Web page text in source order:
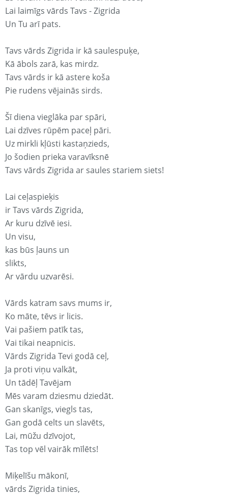
Lai laimīgs vārds Tavs - Zigrida
Un Tu arī pats.
Tavs vārds Zigrida ir kā saulespuķe,
Kā ābols zarā, kas mirdz.
Tavs vārds ir kā astere koša
Pie rudens vējainās sirds.
Šī diena vieglāka par spāri,
Lai dzīves rūpēm paceļ pāri.
Uz mirkli kļūsti kastaņzieds,
Jo šodien prieka varavīksnē
Tavs vārds Zigrida ar saules stariem siets!
Lai ceļaspieķis
ir Tavs vārds Zigrida,
Ar kuru dzīvē iesi.
Un visu,
kas būs ļauns un
slikts,
Ar vārdu uzvarēsi.
Vārds katram savs mums ir,
Ko māte, tēvs ir licis.
Vai pašiem patīk tas,
Vai tikai neapnicis.
Vārds Zigrida Tevi godā ceļ,
Ja proti viņu valkāt,
Un tādēļ Tavējam
Mēs varam dziesmu dziedāt.
Gan skanīgs, viegls tas,
Gan godā celts un slavēts,
Lai, mūžu dzīvojot,
Tas top vēl vairāk mīlēts!
Miķelīšu mākonī,
vārds Zigrida tinies,